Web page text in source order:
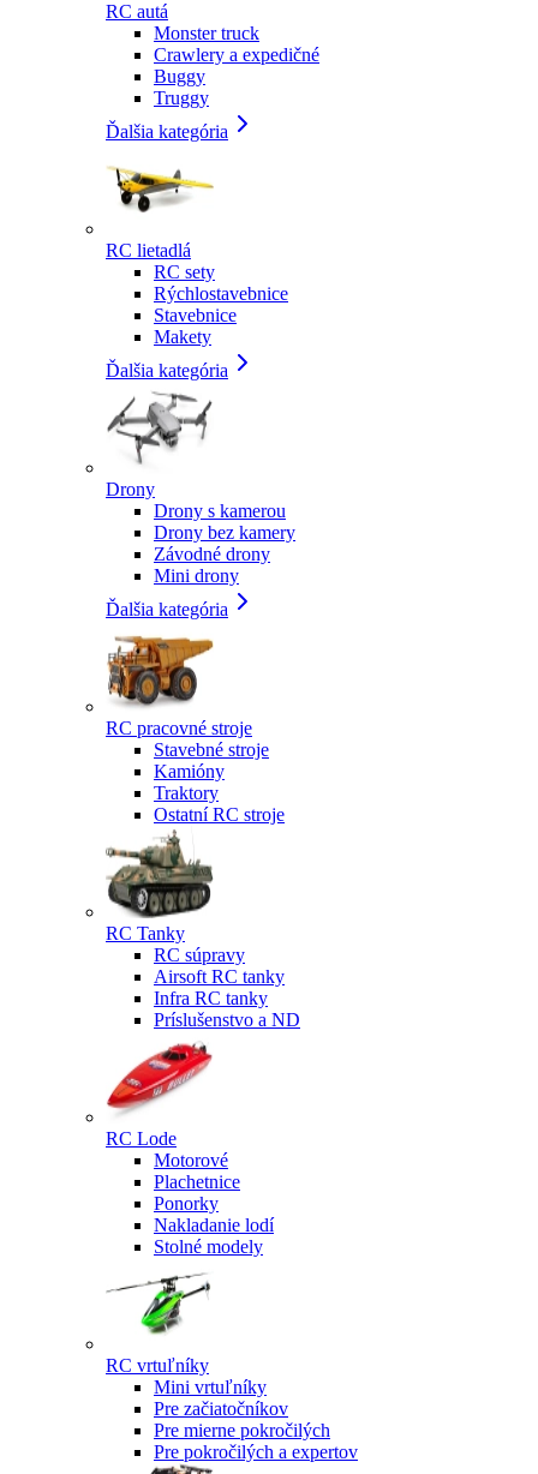
RC autá
Monster truck
Crawlery a expedičné
Buggy
Truggy
Ďalšia kategória
RC lietadlá
RC sety
Rýchlostavebnice
Stavebnice
Makety
Ďalšia kategória
Drony
Drony s kamerou
Drony bez kamery
Závodné drony
Mini drony
Ďalšia kategória
RC pracovné stroje
Stavebné stroje
Kamióny
Traktory
Ostatní RC stroje
RC Tanky
RC súpravy
Airsoft RC tanky
Infra RC tanky
Príslušenstvo a ND
RC Lode
Motorové
Plachetnice
Ponorky
Nakladanie lodí
Stolné modely
RC vrtuľníky
Mini vrtuľníky
Pre začiatočníkov
Pre mierne pokročilých
Pre pokročilých a expertov